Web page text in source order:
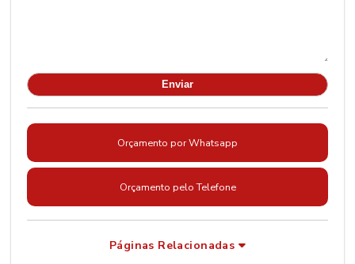
Orçamento por Whatsapp
Orçamento pelo Telefone
Páginas Relacionadas